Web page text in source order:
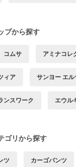
プから探す
コムサ アミナコレ
ィア サンヨー エ
ンスワーク エウル
ゴリから探す
ツ カーゴパンツ